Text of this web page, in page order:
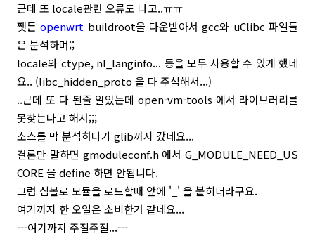
근데 또 locale관련 오류도 나고..ㅠㅠ
쨋든openwrt buildroot을 다운받아서 gcc와 uClibc 파일들
은 분석하며;;
locale와 ctype, nl_langinfo... 등을 모두 사용할 수 있게 했네
요.. (libc_hidden_proto 을 다 주석해서...)
..근데 또 다 된줄 알았는데 open-vm-tools 에서 라이브러리를
못찾는다고 해서;;;
소스를 막 분석하다가 glib까지 갔네요...
결론만 말하면 gmoduleconf.h 에서 G_MODULE_NEED_US
CORE 을 define 하면 안됩니다.
그럼 심볼로 모듈을 로드할때 앞에 '_' 을 붙히더라구요.
여기까지 한 오일은 소비한거 같네요...
​---여기까지 주절주절...---